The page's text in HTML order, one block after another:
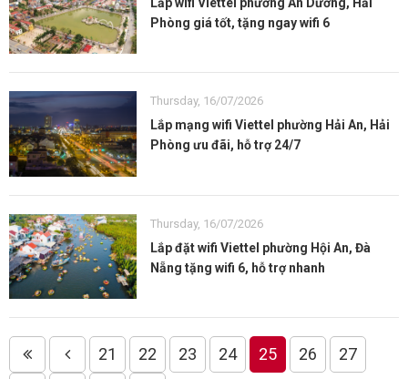
Phòng giá tốt, tặng ngay wifi 6
Thursday, 16/07/2026
Lắp mạng wifi Viettel phường Hải An, Hải
Phòng ưu đãi, hỗ trợ 24/7
Thursday, 16/07/2026
Lắp đặt wifi Viettel phường Hội An, Đà
Nẵng tặng wifi 6, hỗ trợ nhanh
21 22 23 24 25 26
27